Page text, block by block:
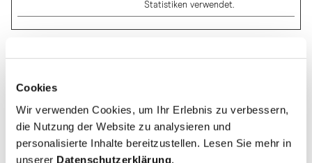
Cookies
Wir verwenden Cookies, um Ihr Erlebnis zu verbessern,
die Nutzung der Website zu analysieren und
personalisierte Inhalte bereitzustellen. Lesen Sie mehr in
unserer Datenschutzerklärung.
Statistiken verwendet.
Webseiten zu folgen. Die Absicht ist, Anzeigen zu zeigen, die
daher wertvoller für Publisher und werbetreibende Drittparteien
sind.